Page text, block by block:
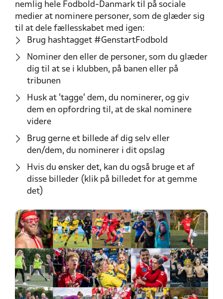
nemlig hele Fodbold-Danmark til på sociale
medier at nominere personer, som de glæder sig
til at dele fællesskabet med igen:
Brug hashtagget #GenstartFodbold
Nominer den eller de personer, som du glæder
dig til at se i klubben, på banen eller på
tribunen
Husk at ’tagge’ dem, du nominerer, og giv
dem en opfordring til, at de skal nominere
videre
Brug gerne et billede af dig selv eller
den/dem, du nominerer i dit opslag
Hvis du ønsker det, kan du også bruge et af
disse billeder (klik på billedet for at gemme
det)